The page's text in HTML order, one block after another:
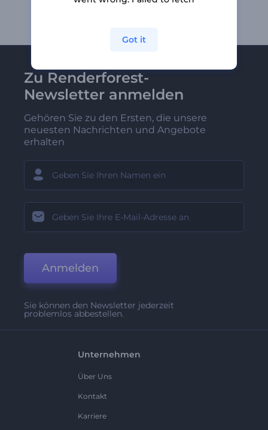
Zu Renderforest-
Newsletter anmelden
Gehören Sie zu den Ersten, die unsere
neuesten Nachrichten und Angebote
erhalten
Anmelden
Sie können den Newsletter jederzeit
problemlos abbestellen.
Unternehmen
Über Uns
Kontakt
Karriere
Got it